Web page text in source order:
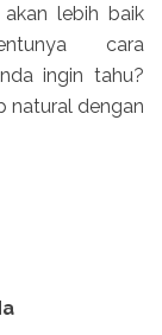
lebih baik
cara
ingin tahu?
natural dengan